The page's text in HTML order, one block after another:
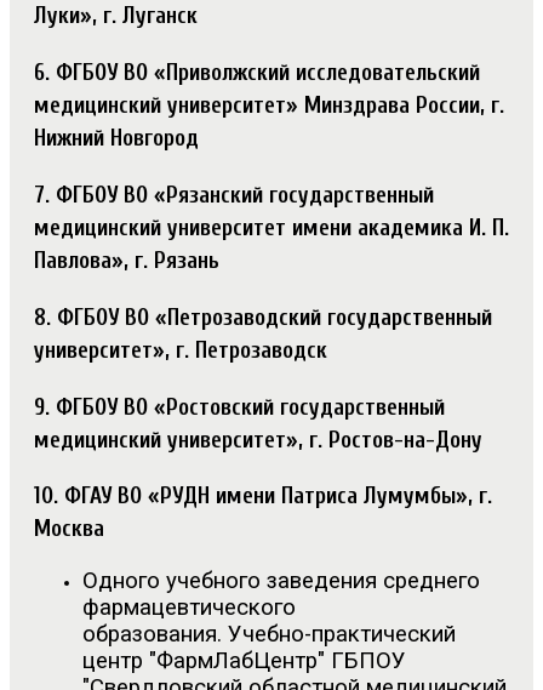
Луки», г. Луганск
6. ФГБОУ ВО «Приволжский исследовательский
медицинский университет» Минздрава России, г.
Нижний Новгород
7. ФГБОУ ВО «Рязанский государственный
медицинский университет имени академика И. П.
Павлова», г. Рязань
8. ФГБОУ ВО «Петрозаводский государственный
университет», г. Петрозаводск
9. ФГБОУ ВО «Ростовский государственный
медицинский университет», г. Ростов-на-Дону
10. ФГАУ ВО «РУДН имени Патриса Лумумбы», г.
Москва
Одного учебного заведения среднего
фармацевтического
образования. Учебно-практический
центр "ФармЛабЦентр" ГБПОУ